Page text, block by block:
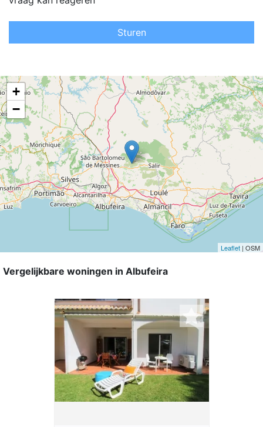
Sturen
+
−
Leaflet | OSM
Vergelijkbare woningen in Albufeira